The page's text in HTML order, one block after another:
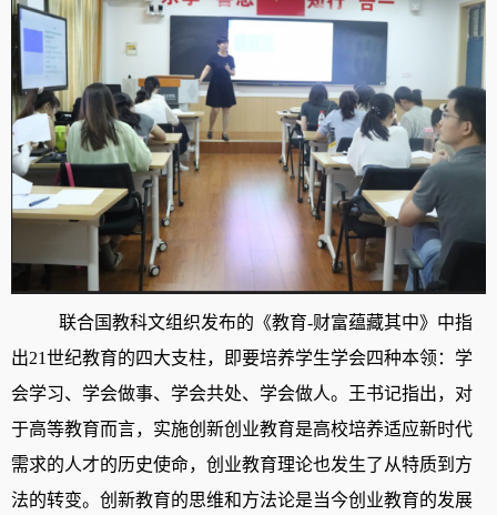
联合国教科文组织发布的《教育-财富蕴藏其中》中指
出21世纪教育的四大支柱，即要培养学生学会四种本领：学
会学习、学会做事、学会共处、学会做人。王书记指出，对
于高等教育而言，实施创新创业教育是高校培养适应新时代
需求的人才的历史使命，创业教育理论也发生了从特质到方
法的转变。创新教育的思维和方法论是当今创业教育的发展